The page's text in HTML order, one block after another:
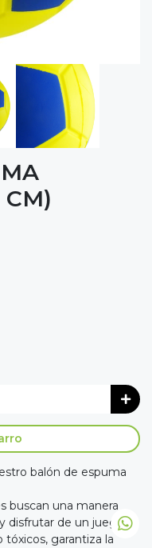
CM)
balón de espuma
buscan una manera
disfrutar de un juego
tóxicos, garantiza la